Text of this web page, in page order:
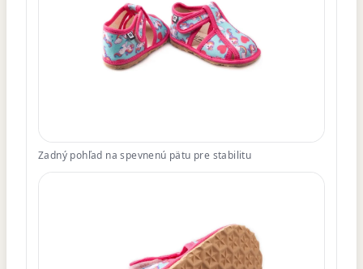
Zadný pohľad na spevnenú pätu pre stabilitu